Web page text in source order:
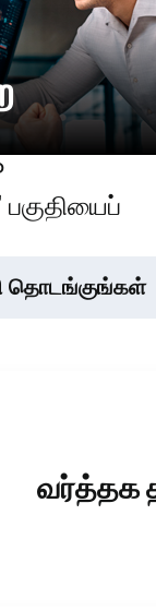
தொடங்குங்கள்
வர்த்தக